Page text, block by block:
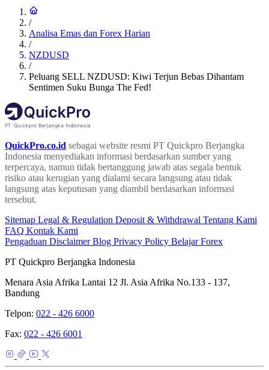
/
Analisa Emas dan Forex Harian
/
NZDUSD
/
Peluang SELL NZDUSD: Kiwi Terjun Bebas Dihantam
Sentimen Suku Bunga The Fed!
QuickPro.co.id sebagai website resmi PT Quickpro Berjangka
Indonesia menyediakan informasi berdasarkan sumber yang
terpercaya, namun tidak bertanggung jawab atas segala bentuk
risiko atau kerugian yang dialami secara langsung atau tidak
langsung atas keputusan yang diambil berdasarkan informasi
tersebut.
Sitemap Legal & Regulation Deposit & Withdrawal Tentang Kami
FAQ Kontak Kami
Pengaduan DisclaimerBlog Privacy Policy Belajar Forex
PT Quickpro Berjangka Indonesia
Menara Asia Afrika Lantai 12 Jl. Asia Afrika No.133 - 137,
Bandung
Telpon: 022 - 426 6000
Fax: 022 - 426 6001